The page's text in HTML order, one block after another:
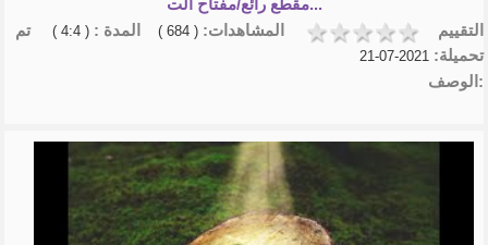
التقييم
المشاهدات: ( 684 ) المدة : ( 4:4 )
تم
تحميلة:
الوصف: